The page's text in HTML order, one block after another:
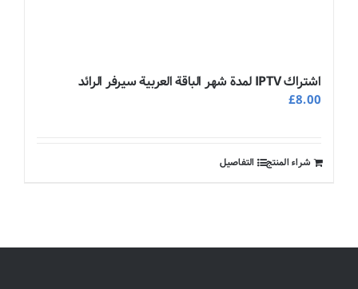
اشتراك IPTV لمدة شهر الباقة العربية سيرفر الرائد
£8.00
شراء المنتج التفاصيل